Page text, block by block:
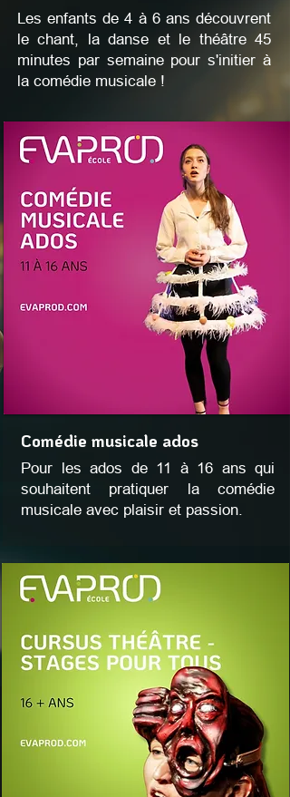
Les enfants de 4 à 6 ans découvrent
le chant, la danse et le théâtre 45
minutes par semaine pour s'initier à
la comédie musicale !
Comédie musicale ados
Pour les ados de 11 à 16 ans qui
souhaitent pratiquer la comédie
musicale avec plaisir et passion.